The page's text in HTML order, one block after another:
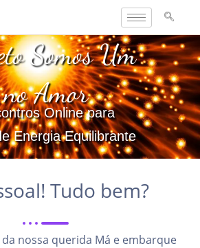
Online para
Energia Equilibrante
Somos Um
no Amor
Tudo bem?
nossa querida Má e embarque